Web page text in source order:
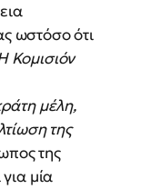
ωστόσο ότι
Κομισιόν
μέλη,
της
της
μία